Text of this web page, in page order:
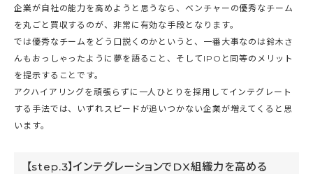
企業が自社の能力を高めようと思うなら、ベンチャーの優秀なチーム
を丸ごと買収するのが、非常に有効な手段となります。
では優秀なチームをどう口説くのかというと、一番大事なのは鈴木さ
んもおっしゃったように夢を語ること、そしてIPOと同等のメリット
を提示することです。
アクハイアリングを頑張らずに一人ひとりを採用してインテグレート
する手法では、いずれスピードが追いつかない企業が増えてくると思
います。
【step.3】インテグレーションでDX組織力を高める